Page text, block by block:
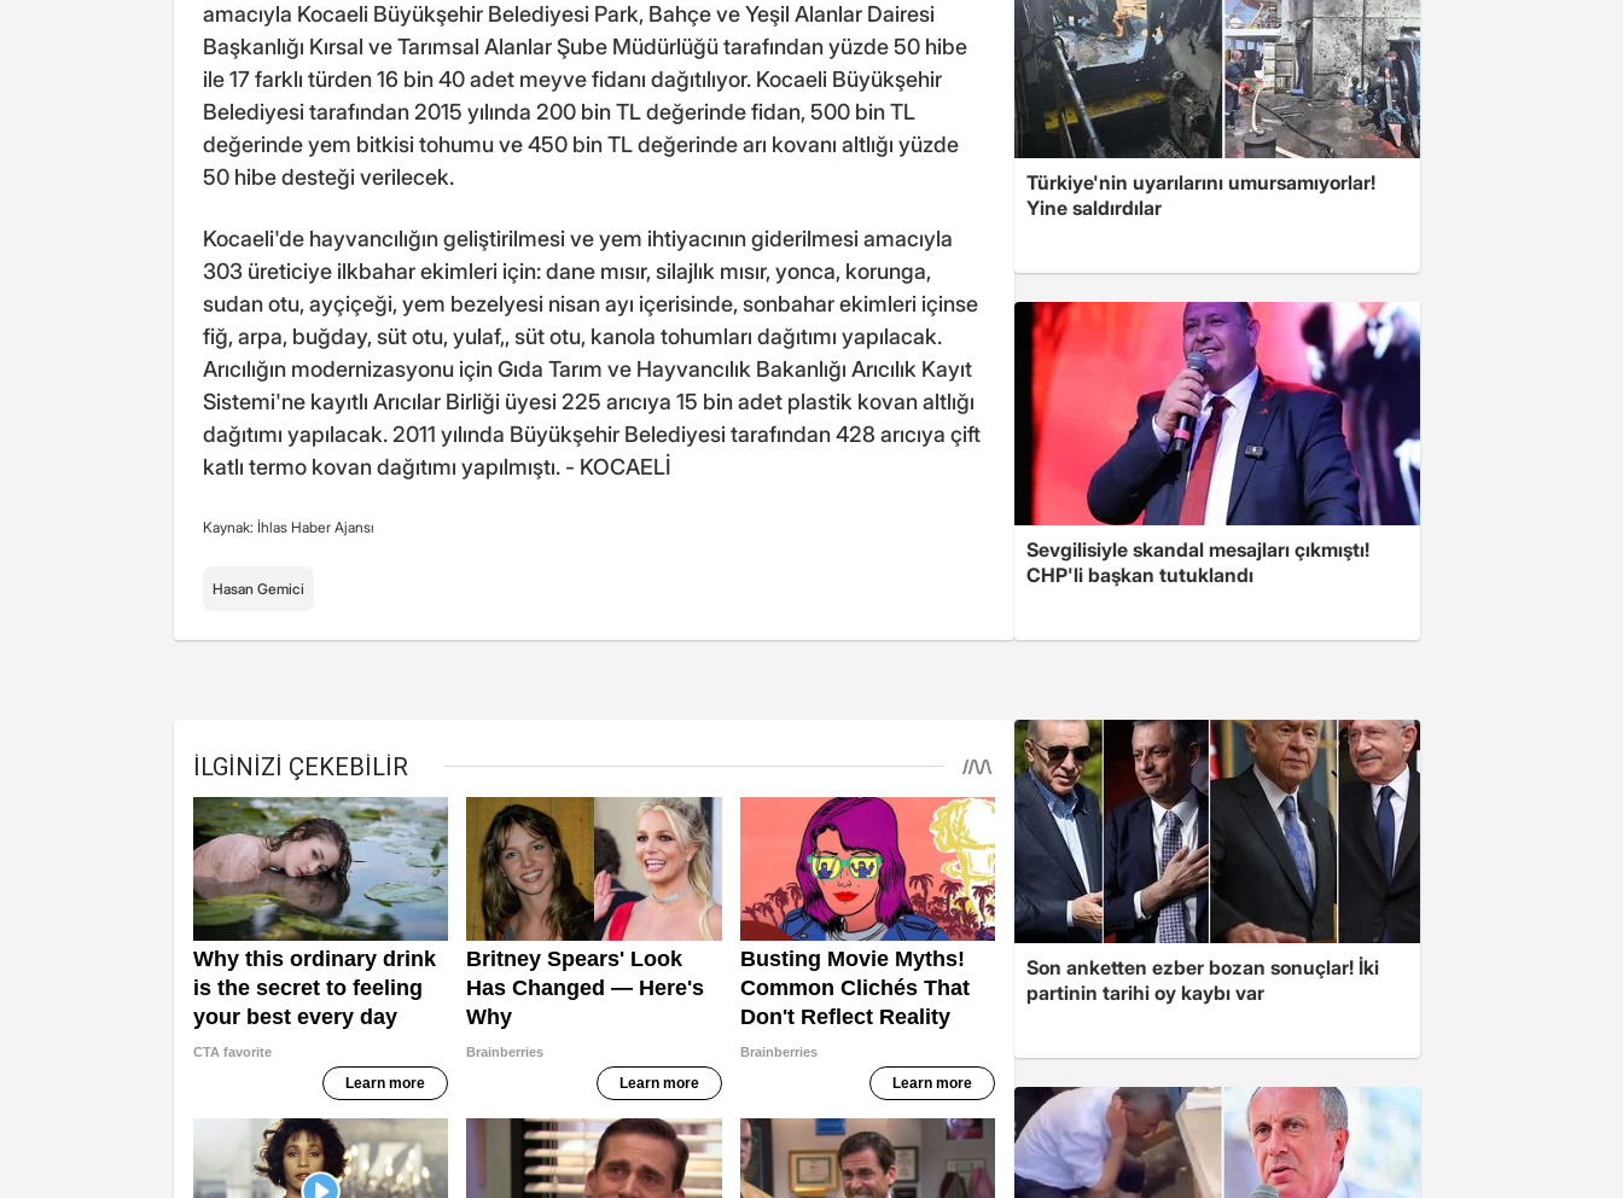
amacıyla Kocaeli Büyükşehir Belediyesi Park, Bahçe ve Yeşil Alanlar Dairesi
Başkanlığı Kırsal ve Tarımsal Alanlar Şube Müdürlüğü tarafından yüzde 50 hibe
ile 17 farklı türden 16 bin 40 adet meyve fidanı dağıtılıyor. Kocaeli Büyükşehir
Belediyesi tarafından 2015 yılında 200 bin TL değerinde fidan, 500 bin TL
değerinde yem bitkisi tohumu ve 450 bin TL değerinde arı kovanı altlığı yüzde
50 hibe desteği verilecek.
Kocaeli'de hayvancılığın geliştirilmesi ve yem ihtiyacının giderilmesi amacıyla
303 üreticiye ilkbahar ekimleri için: dane mısır, silajlık mısır, yonca, korunga,
sudan otu, ayçiçeği, yem bezelyesi nisan ayı içerisinde, sonbahar ekimleri içinse
fiğ, arpa, buğday, süt otu, yulaf,, süt otu, kanola tohumları dağıtımı yapılacak.
Arıcılığın modernizasyonu için Gıda Tarım ve Hayvancılık Bakanlığı Arıcılık Kayıt
Sistemi'ne kayıtlı Arıcılar Birliği üyesi 225 arıcıya 15 bin adet plastik kovan altlığı
dağıtımı yapılacak. 2011 yılında Büyükşehir Belediyesi tarafından 428 arıcıya çift
katlı termo kovan dağıtımı yapılmıştı. - KOCAELİ
Kaynak: İhlas Haber Ajansı
Hasan Gemici
Türkiye'nin uyarılarını umursamıyorlar!
Yine saldırdılar
Sevgilisiyle skandal mesajları çıkmıştı!
CHP'li başkan tutuklandı
Son anketten ezber bozan sonuçlar! İki
partinin tarihi oy kaybı var